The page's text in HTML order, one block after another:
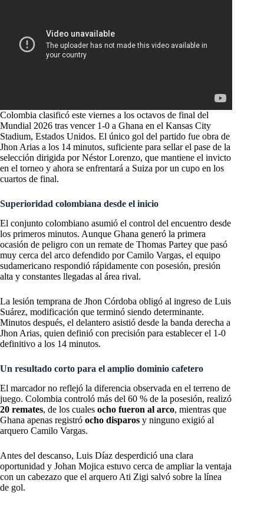
Colombia clasificó este viernes a los octavos de final del
Mundial 2026 tras vencer 1-0 a Ghana en el Kansas City
Stadium, Estados Unidos. El único gol del partido fue obra de
Jhon Arias a los 14 minutos, suficiente para sellar el pase de la
selección dirigida por Néstor Lorenzo, que mantiene el invicto
en el torneo y ahora se enfrentará a Suiza por un cupo en los
cuartos de final.
Superioridad colombiana desde el inicio
El conjunto colombiano asumió el control del encuentro desde
los primeros minutos. Aunque Ghana generó la primera
ocasión de peligro con un remate de Thomas Partey que pasó
muy cerca del arco defendido por Camilo Vargas, el equipo
sudamericano respondió rápidamente con posesión, presión
alta y constantes llegadas al área rival.
La lesión temprana de Jhon Córdoba obligó al ingreso de Luis
Suárez, modificación que terminó siendo determinante.
Minutos después, el delantero asistió desde la banda derecha a
Jhon Arias, quien definió con precisión para establecer el 1-0
definitivo a los 14 minutos.
Un resultado corto para el amplio dominio cafetero
El marcador no reflejó la diferencia observada en el terreno de
juego. Colombia controló más del 60 % de la posesión, realizó
20 remates, de los cuales ocho fueron al arco, mientras que
Ghana apenas registró ocho disparos y ninguno exigió al
arquero Camilo Vargas.
Antes del descanso, Luis Díaz desperdició una clara
oportunidad y Johan Mojica estuvo cerca de ampliar la ventaja
con un cabezazo que el arquero Ati Zigi salvó sobre la línea
de gol.